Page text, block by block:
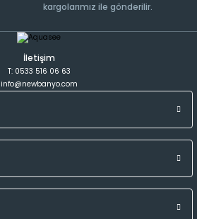
kargolarımız ile gönderilir.
İletişim
T: 0533 516 06 63
info@newbanyo.com